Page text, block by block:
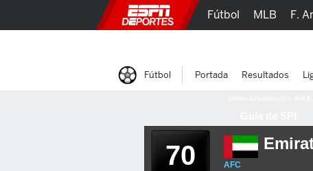
70
AFC
Fútbol MLB F.
Fútbol Portada Resultados